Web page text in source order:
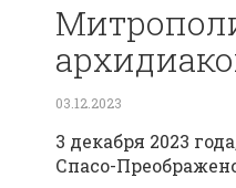
03.12.2023
3 декабря 2023
Спасо-